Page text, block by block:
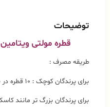
توضیحات
قطره مولتی ویتامین
طریقه مصرف :
برای پرندگان کوچک : ۱۰ قطره در ۵۰ میلی لیتر آب